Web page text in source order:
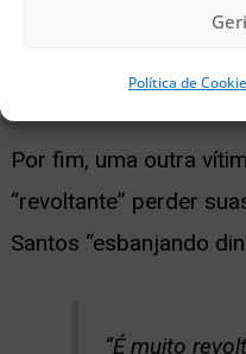
Política de
Por fim, uma outra
“revoltante” perder
Santos “esbanjando
“É muito